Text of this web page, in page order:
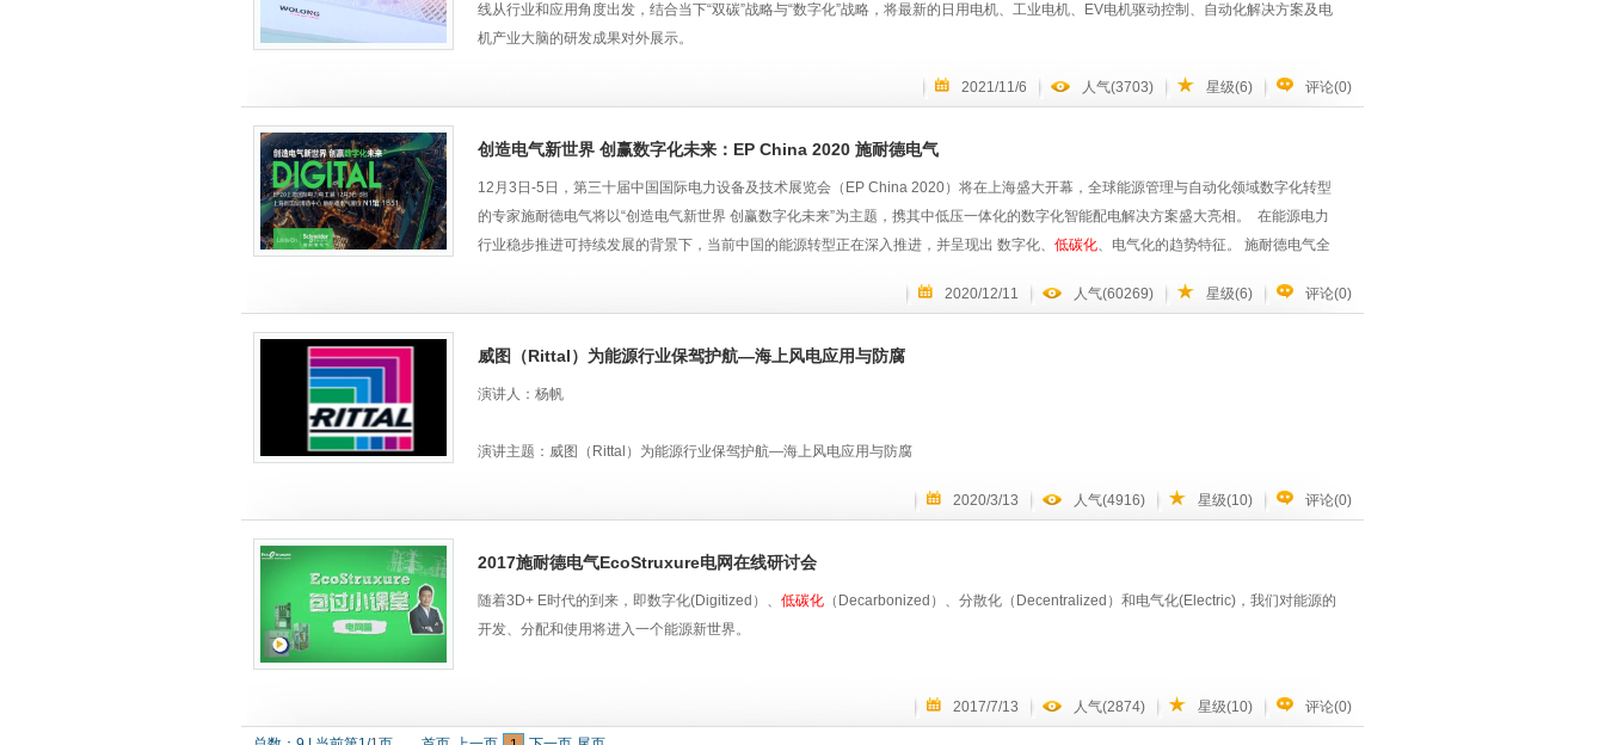
线从行业和应用角度出发，结合当下“双碳”战略与“数字化”战略，将最新的日用电机、工业电机、EV电机驱动控制、自动化解决方案及电
机产业大脑的研发成果对外展示。
2021年，卧龙承接浙江省电机产业大脑建设任务，推出数字化iMotor全生命周期管理，iMotor智慧服务及互联网平台。iMotorLinx工业互
卧龙全面参与“碳中和”战役，推出IE5高效隔爆电机、永磁同步电机、变频一体机、驱控一体机及EC电机等一系列高效电机，帮助用户提
高能源使用效率，助力绿色工业和低碳化的城政水务管理、智能楼宇通风系统，并为电动交通领域推出多款高效电驱动力系统解决方案，
可在电助力自行车eBike，电动汽车、电动飞机、船舶电力推进系统等低碳交通领域助力绿色出行，实现零排放。在向绿色能源转型之路
2021/11/6 人气(3703) 星级(6) 评论(0)
创造电气新世界 创赢数字化未来：EP China 2020 施耐德电气
12月3日-5日，第三十届中国国际电力设备及技术展览会（EP China 2020）将在上海盛大开幕，全球能源管理与自动化领域数字化转型
的专家施耐德电气将以“创造电气新世界 创赢数字化未来”为主题，携其中低压一体化的数字化智能配电解决方案盛大亮相。 在能源电力
行业稳步推进可持续发展的背景下，当前中国的能源转型正在深入推进，并呈现出 数字化、 低碳化、电气化的趋势特征。 施耐德电气全
低碳化 面对数字化、电气化和 低碳化的趋势，施耐德电气认为，一方
示的九大明星产品，则全新演绎了这两大理念： 新一代预智中低压成套设备 PIX/MVnex/Blok SeT / Okken/ Prisma SeT 系列，可实现标
准网关、无线连接、测温等多种功能的预制化搭载，打造出厂即自带数字化基因的新型智能中低压成套设备，为合作伙伴及最终用户带来
性，提升供配电系统的运维效率。 新一代Com PacT NSX 系列塑壳断路器：通过模块化设计和产品系列的拓展，可实现无线通讯、电能
和成本优化，创造更安全、智能、高效、灵活且专业的价值和体验。 新一代绿色智能中压开关设备GM Air SeT 、 RM Air SeT 和SM Air
字化技术解锁数据价值，迈出走向电网低碳化、打造真正绿色电力系统的关键一步。 除了9大明星产品，EcoStruxure Power配电和
服务层，施耐德千里眼资产顾问（EcoStruxure Asset Advisor），电力顾问（EcoStruxure Power Advisor）等一系列专家级顾问应用，
将数据化为智慧和行动，从关键电力到分散站点，以数字化工具打破传统模式中建设投入（Capex）与运营投入（Opex）的区隔，激发
2020/12/11 人气(60269) 星级(6) 评论(0)
威图（Rittal）为能源行业保驾护航—海上风电应用与防腐
演讲人：杨帆
演讲主题：威图（Rittal）为能源行业保驾护航—海上风电应用与防腐
行业销售工程师
2012年武汉大学机械系毕业，2012-2014威图电子机械技术，工业工程部，2014-至今威图电子机械技术，可再生能源部，行业销售工程
师。
2020/3/13 人气(4916) 星级(10) 评论(0)
2017施耐德电气EcoStruxure电网在线研讨会
随着3D+ E时代的到来，即数字化(Digitized）、 低碳化 （Decarbonized）、分散化（Decentralized）和电气化(Electric)，我们对能源的
开发、分配和使用将进入一个能源新世界。
2017/7/13 人气(2874) 星级(10) 评论(0)